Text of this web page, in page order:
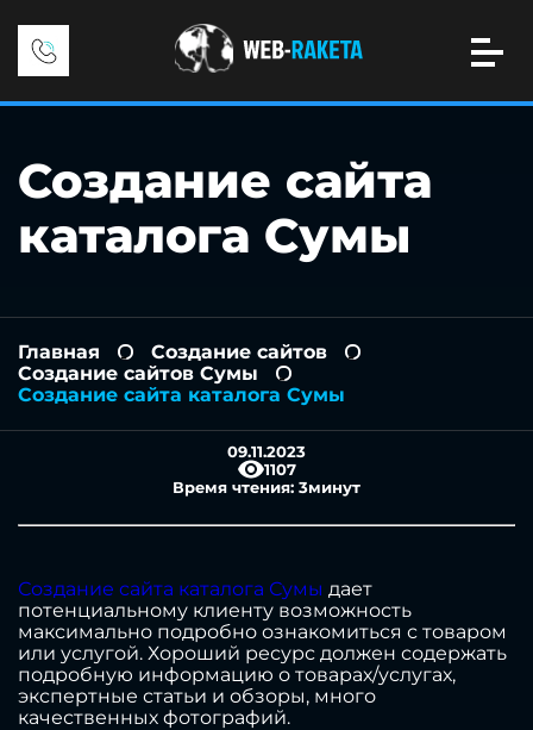
Создание сайта
каталога Сумы
Главная - Создание сайтов -
Создание сайтов Сумы -
Создание сайта каталога Сумы
09.11.2023
1107
Время чтения: 3минут
Создание сайта каталога Сумы дает
потенциальному клиенту возможность
максимально подробно ознакомиться с товаром
или услугой. Хороший ресурс должен содержать
подробную информацию о товарах/услугах,
экспертные статьи и обзоры, много
качественных фотографий.